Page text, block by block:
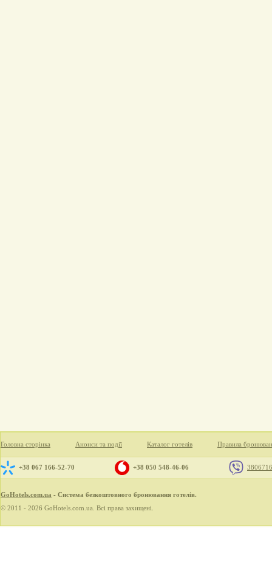
Головна сторінка Анонси та події Каталог готелів Правила
+38 067 166-52-70 +38 050 548-46-06
GoHotels.com.ua - Система безкоштовного бронювання готелів.
© 2011 - 2026 GoHotels.com.ua. Всі права захищені.